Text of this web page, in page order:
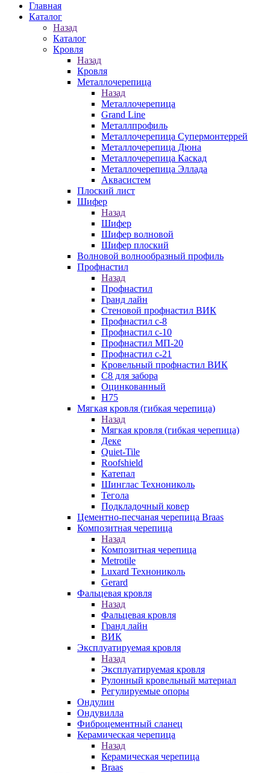
Главная
Каталог
Назад
Каталог
Кровля
Назад
Кровля
Металлочерепица
Назад
Металлочерепица
Grand Line
Металлпрофиль
Металлочерепица Супермонтеррей
Металлочерепица Дюна
Металлочерепица Каскад
Металлочерепица Эллада
Аквасистем
Плоский лист
Шифер
Назад
Шифер
Шифер волновой
Шифер плоский
Волновой волнообразный профиль
Профнастил
Назад
Профнастил
Гранд лайн
Стеновой профнастил ВИК
Профнастил с-8
Профнастил с-10
Профнастил МП-20
Профнастил с-21
Кровельный профнастил ВИК
С8 для забора
Оцинкованный
Н75
Мягкая кровля (гибкая черепица)
Назад
Мягкая кровля (гибкая черепица)
Деке
Quiet-Tile
Roofshield
Катепал
Шинглас Технониколь
Тегола
Подкладочный ковер
Цементно-песчаная черепица Braas
Композитная черепица
Назад
Композитная черепица
Metrotile
Luxard Технониколь
Gerard
Фальцевая кровля
Назад
Фальцевая кровля
Гранд лайн
ВИК
Эксплуатируемая кровля
Назад
Эксплуатируемая кровля
Рулонный кровельный материал
Регулируемые опоры
Ондулин
Ондувилла
Фиброцементный сланец
Керамическая черепица
Назад
Керамическая черепица
Braas